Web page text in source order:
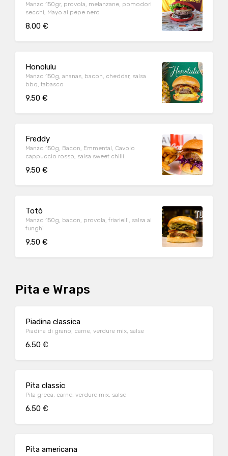
Manzo 150gr, provola, melanzane, pomodori
secchi, Mayo al pepe nero
8.00 €
Honolulu
Manzo 150g, ananas, bacon, cheddar, salsa
bbq, tabasco
9.50 €
Freddy
Manzo 150g, Bacon, Emmental, Cavolo
cappuccio rosso, salsa sweet chilli.
9.50 €
Totò
Manzo 150g, bacon, provola, friarielli, salsa ai
funghi
9.50 €
Pita e Wraps
Piadina classica
Piadina di grano, carne, verdure mix, salse
6.50 €
Pita classic
Pita greca, carne, verdure mix, salse
6.50 €
Pita americana